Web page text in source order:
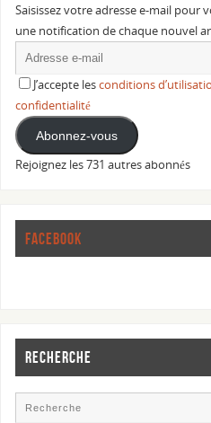
Saisissez votre adresse e-mail pour
une notification de chaque nouvel
J’accepte lesconditions
confidentialité
Abonnez-vous
Rejoignez les 731 autres abonnés
FACEBOOK
RECHERCHE